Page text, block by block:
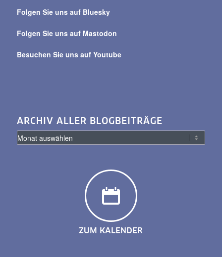
Folgen Sie uns auf Bluesky
Folgen Sie uns auf Mastodon
Besuchen Sie uns auf Youtube
ARCHIV ALLER BLOGBEITRÄGE
ZUM KALENDER